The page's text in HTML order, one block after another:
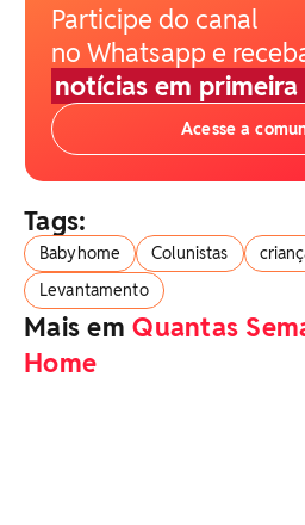
Participe do canal
no Whatsapp e
notícias em primeira
Acesse a
Tags:
Babyhome Colunistas
Levantamento
Mais emQuantas
Home